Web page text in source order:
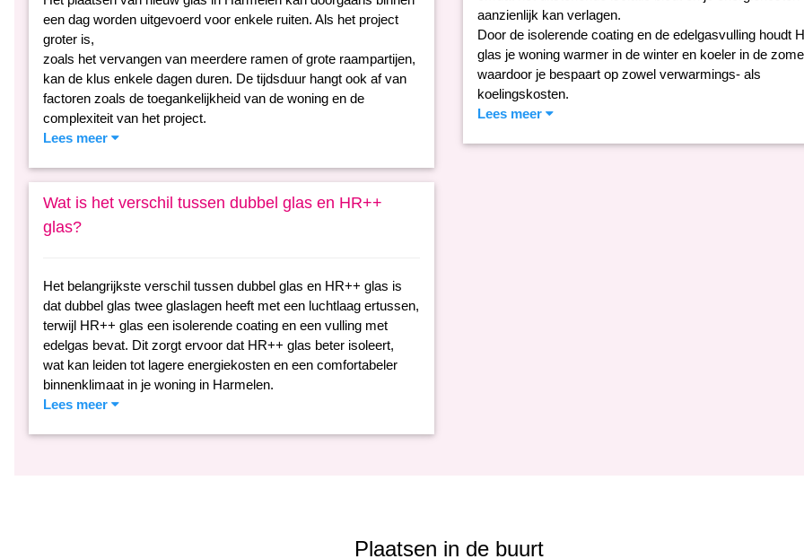
een dag worden uitgevoerd voor enkele ruiten. Als het project
groter is,
zoals het vervangen van meerdere ramen of grote raampartijen,
kan de klus enkele dagen duren. De tijdsduur hangt ook af van
factoren zoals de toegankelijkheid van de woning en de
complexiteit van het project.
Lees meer
aanzienlijk kan verlagen.
Door de isolerende coating en de edelgasvulling houdt
glas je woning warmer in de winter en koeler in de
waardoor je bespaart op zowel verwarmings- als
koelingskosten.
Lees meer
Wat is het verschil tussen dubbel glas en HR++
glas?
Het belangrijkste verschil tussen dubbel glas en HR++ glas is
dat dubbel glas twee glaslagen heeft met een luchtlaag ertussen,
terwijl HR++ glas een isolerende coating en een vulling met
edelgas bevat. Dit zorgt ervoor dat HR++ glas beter isoleert,
wat kan leiden tot lagere energiekosten en een comfortabeler
binnenklimaat in je woning in Harmelen.
Lees meer
Plaatsen in de buurt